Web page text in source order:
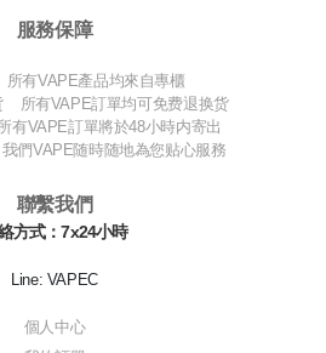
服務保障
有VAPE產品均來自專櫃
所有VAPE訂單均可免费退换货
VAPE訂單將於48小時内寄出
們VAPE随時随地為您贴心服務
聯繫我們
方式：7x24小時
Line: VAPEC
個人中心